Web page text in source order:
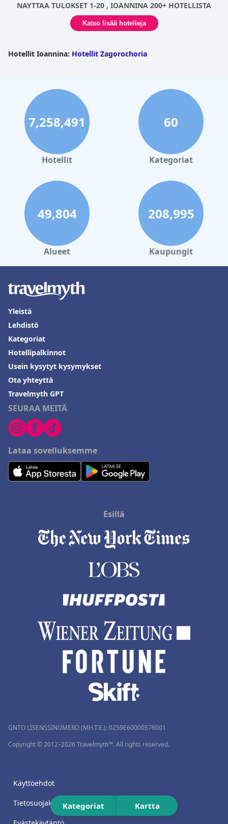
NAYTTAA TULOKSET 1-20 , IOANNINA 200+ HOTELLISTA
Katso lisää hotelleja
Hotellit Ioannina: Hotellit Zagorochoria
Kategoriat Kartta
7,258,491
Hotellit
60
Kategoriat
49,804
Alueet
208,995
Kaupungit
SEURAA MEITÄ
Lataa sovelluksemme
Yleistä
Lehdistö
Kategoriat
Hotellipalkinnot
Usein kysytyt kysymykset
Ota yhteyttä
Travelmyth GPT
Esillä
GNTO LISENSSINUMERO (MH.T.E.): 0259Ε60000576001
Copyright © 2012–2026 Travelmyth™. All rights reserved.
Käyttöehdot
Tietosuojakäytäntö